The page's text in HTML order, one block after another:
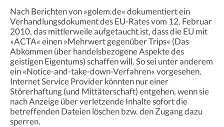
Nach Berichten von »golem.de« dokumentiert ein
Verhandlungsdokument des EU-Rates vom 12. Februar
2010, das mittlerweile aufgetaucht ist, dass die EU mit
»ACTA« einen »Mehrwert gegenüber Trips« (Das
Abkommen über handelsbezogene Aspekte des
geistigen Eigentums) schaffen will. So sei unter anderem
ein «Notice-and-take-down-Verfahren« vorgesehen.
Internet Service Provider könnten nur einer
Störerhaftung (und Mittäterschaft) entgehen, wenn sie
nach Anzeige über verletzende Inhalte sofort die
betreffenden Dateien löschen bzw. den Zugang dazu
sperren.